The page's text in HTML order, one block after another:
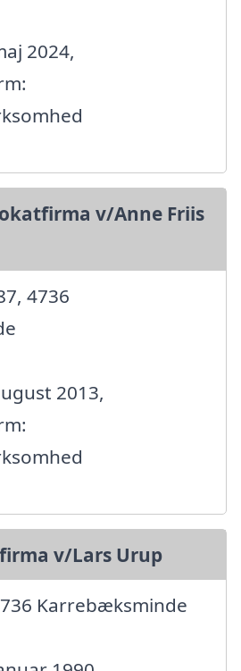
2024,
v/Anne Friis
4736
2013,
v/Lars Urup
Karrebæksminde